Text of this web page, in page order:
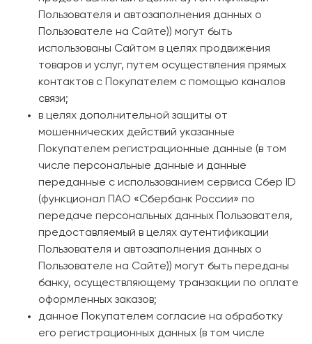
Пользователя и автозаполнения данных о
Пользователе на Сайте)) могут быть
использованы Сайтом в целях продвижения
товаров и услуг, путем осуществления прямых
контактов с Покупателем с помощью каналов
связи;
в целях дополнительной защиты от
мошеннических действий указанные
Покупателем регистрационные данные (в том
числе персональные данные и данные
переданные с использованием сервиса Сбер ID
(функционал ПАО «Сбербанк России» по
передаче персональных данных Пользователя,
предоставляемый в целях аутентификации
Пользователя и автозаполнения данных о
Пользователе на Сайте)) могут быть переданы
банку, осуществляющему транзакции по оплате
оформленных заказов;
данное Покупателем согласие на обработку
его регистрационных данных (в том числе